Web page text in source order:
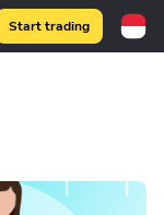
Start trading